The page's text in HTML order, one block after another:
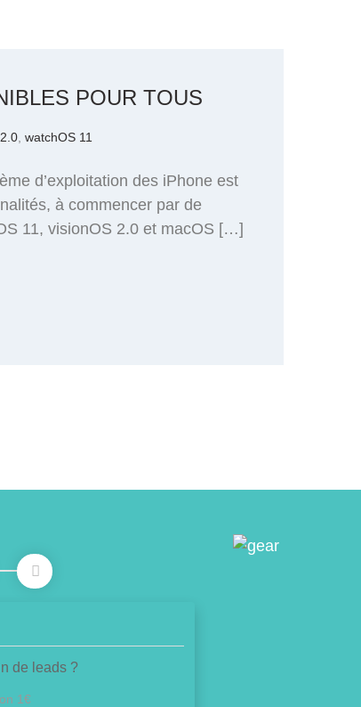
POUR TOUS
watchOS 11
d’exploitation des iPhone est
à commencer par de
11, visionOS 2.0 et macOS […]
de leads ?
1€